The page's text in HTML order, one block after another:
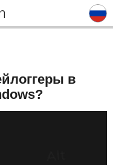
в